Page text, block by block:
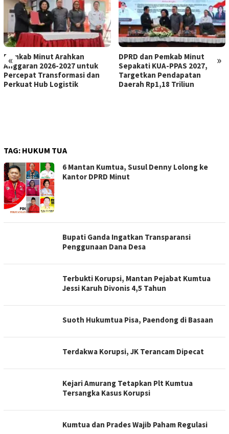
« »
Pemkab Minut Arahkan
Anggaran 2026-2027 untuk
Percepat Transformasi dan
Perkuat Hub Logistik
DPRD dan Pemkab Minut
Sepakati KUA-PPAS 2027,
Targetkan Pendapatan
Daerah Rp1,18 Triliun
TAG: HUKUM TUA
6 Mantan Kumtua, Susul Denny Lolong ke
Kantor DPRD Minut
Bupati Ganda Ingatkan Transparansi
Penggunaan Dana Desa
Terbukti Korupsi, Mantan Pejabat Kumtua
Jessi Karuh Divonis 4,5 Tahun
Suoth Hukumtua Pisa, Paendong di Basaan
Terdakwa Korupsi, JK Terancam Dipecat
Kejari Amurang Tetapkan Plt Kumtua
Tersangka Kasus Korupsi
Kumtua dan Prades Wajib Paham Regulasi